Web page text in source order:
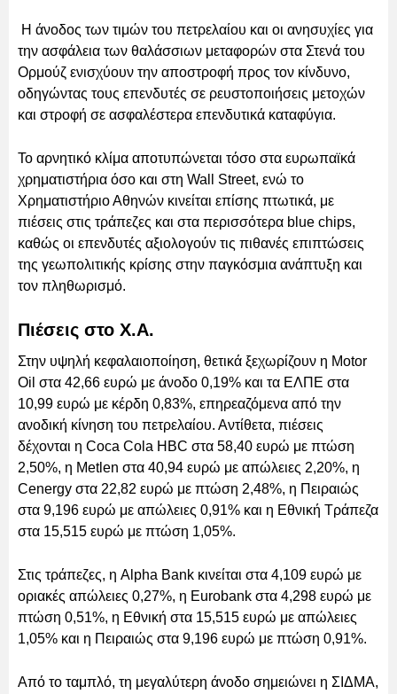
Η άνοδος των τιμών του πετρελαίου και οι ανησυχίες για
την ασφάλεια των θαλάσσιων μεταφορών στα Στενά του
Ορμούζ ενισχύουν την αποστροφή προς τον κίνδυνο,
οδηγώντας τους επενδυτές σε ρευστοποιήσεις μετοχών
και στροφή σε ασφαλέστερα επενδυτικά καταφύγια.
Το αρνητικό κλίμα αποτυπώνεται τόσο στα ευρωπαϊκά
χρηματιστήρια όσο και στη Wall Street, ενώ το
Χρηματιστήριο Αθηνών κινείται επίσης πτωτικά, με
πιέσεις στις τράπεζες και στα περισσότερα blue chips,
καθώς οι επενδυτές αξιολογούν τις πιθανές επιπτώσεις
της γεωπολιτικής κρίσης στην παγκόσμια ανάπτυξη και
τον πληθωρισμό.
Πιέσεις στο Χ.Α.
Στην υψηλή κεφαλαιοποίηση, θετικά ξεχωρίζουν η Motor
Oil στα 42,66 ευρώ με άνοδο 0,19% και τα ΕΛΠΕ στα
10,99 ευρώ με κέρδη 0,83%, επηρεαζόμενα από την
ανοδική κίνηση του πετρελαίου. Αντίθετα, πιέσεις
δέχονται η Coca Cola HBC στα 58,40 ευρώ με πτώση
2,50%, η Metlen στα 40,94 ευρώ με απώλειες 2,20%, η
Cenergy στα 22,82 ευρώ με πτώση 2,48%, η Πειραιώς
στα 9,196 ευρώ με απώλειες 0,91% και η Εθνική Τράπεζα
στα 15,515 ευρώ με πτώση 1,05%.
Στις τράπεζες, η Alpha Bank κινείται στα 4,109 ευρώ με
οριακές απώλειες 0,27%, η Eurobank στα 4,298 ευρώ με
πτώση 0,51%, η Εθνική στα 15,515 ευρώ με απώλειες
1,05% και η Πειραιώς στα 9,196 ευρώ με πτώση 0,91%.
Από το ταμπλό, τη μεγαλύτερη άνοδο σημειώνει η ΣΙΔΜΑ,